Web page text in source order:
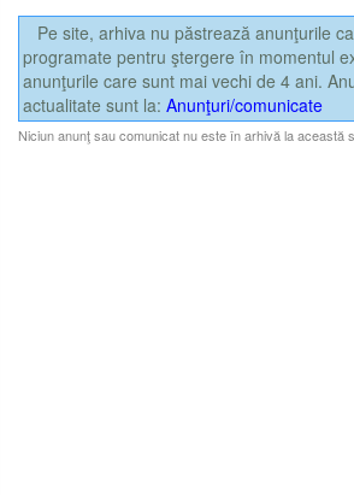
Pe site, arhiva nu păstrează anunţurile
programate pentru ştergere în momentul
anunţurile care sunt mai vechi de 4 ani.
actualitate sunt la: Anunţuri/comunicate
Niciun anunţ sau comunicat nu este în arhivă la această